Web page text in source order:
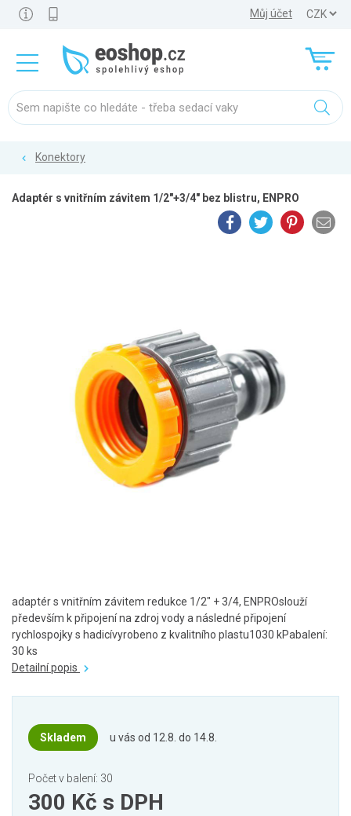
Můj účet
Konektory
Adaptér s vnitřním závitem 1/2"+3/4" bez blistru, ENPRO
adaptér s vnitřním závitem redukce 1/2" + 3/4, ENPROslouží
především k připojení na zdroj vody a následné připojení
rychlospojky s hadicívyrobeno z kvalitního plastu1030 kPabalení:
30 ks
Detailní popis
Skladem u vás od 12.8. do 14.8.
Počet v balení: 30
300 Kč s DPH